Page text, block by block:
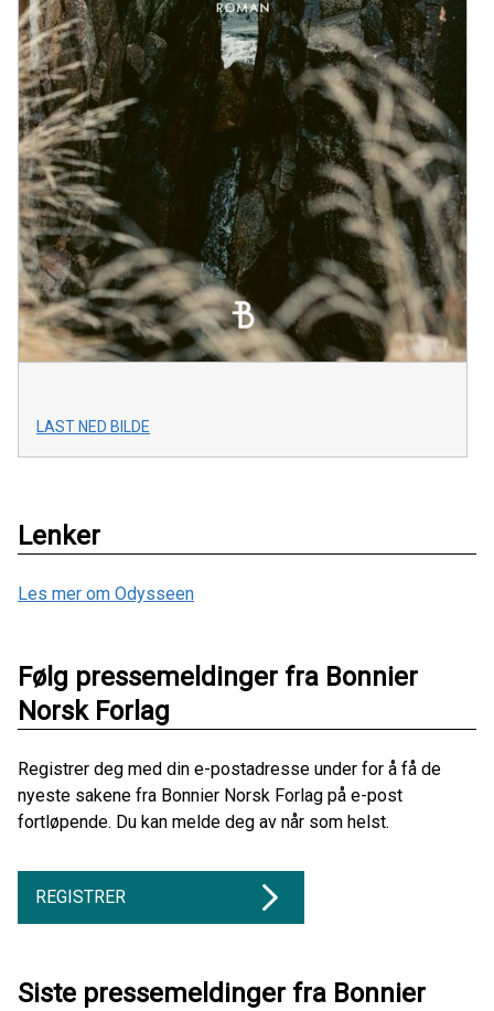
LAST NED BILDE
Lenker
Les mer om Odysseen
Følg pressemeldinger fra Bonnier
Norsk Forlag
Registrer deg med din e-postadresse under for å få de
nyeste sakene fra Bonnier Norsk Forlag på e-post
fortløpende. Du kan melde deg av når som helst.
REGISTRER
Siste pressemeldinger fra Bonnier